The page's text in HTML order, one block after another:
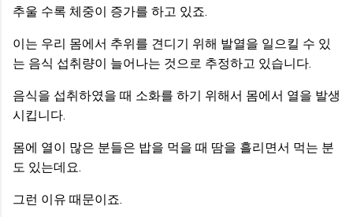
추울 수록 체중이 증가를 하고 있죠.
이는 우리 몸에서 추위를 견디기 위해 발열을 일으킬 수 있
는 음식 섭취량이 늘어나는 것으로 추정하고 있습니다.
음식을 섭취하였을 때 소화를 하기 위해서 몸에서 열을 발생
시킵니다.
몸에 열이 많은 분들은 밥을 먹을 때 땀을 흘리면서 먹는 분
도 있는데요.
그런 이유 때문이죠.